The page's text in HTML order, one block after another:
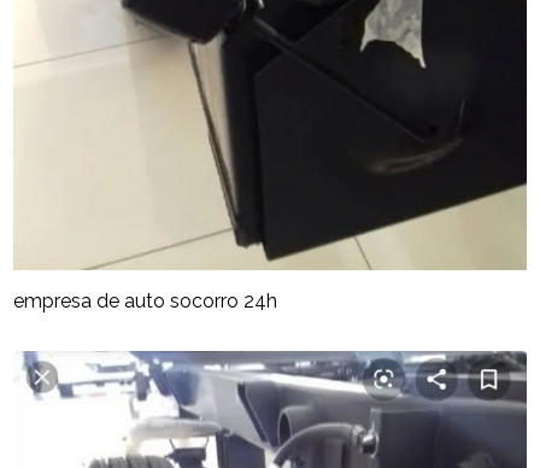
empresa de auto socorro 24h